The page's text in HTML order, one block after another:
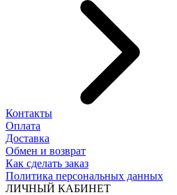
Контакты
Оплата
Доставка
Обмен и возврат
Как сделать заказ
Политика персональных данных
ЛИЧНЫЙ КАБИНЕТ